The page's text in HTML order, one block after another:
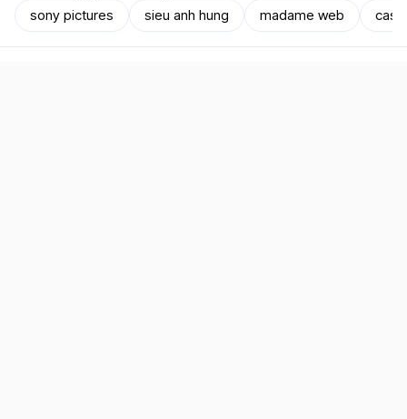
sony pictures sieu anh hung madame web